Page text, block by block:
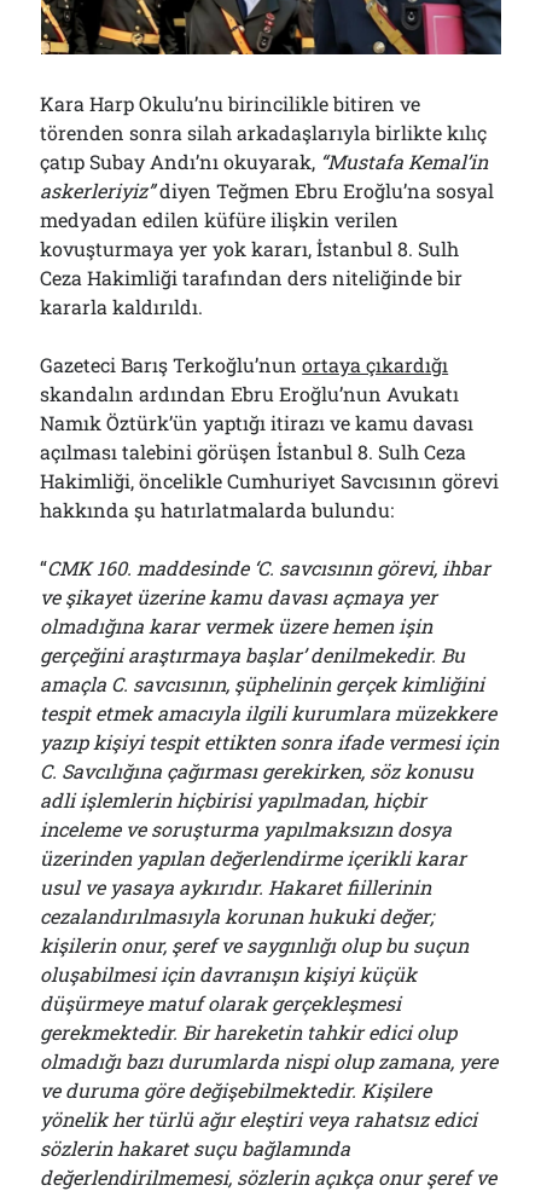
Çağırdı!..
31/07/2026
Arşivler
Arşivler
Kara Harp Okulu’nu birincilikle bitiren ve
törenden sonra silah arkadaşlarıyla birlikte kılıç
çatıp Subay Andı’nı okuyarak, “Mustafa Kemal’in
askerleriyiz”diyen Teğmen Ebru Eroğlu’na sosyal
medyadan edilen küfüre ilişkin verilen
kovuşturmaya yer yok kararı, İstanbul 8. Sulh
Ceza Hakimliği tarafından ders niteliğinde bir
kararla kaldırıldı.
Gazeteci Barış Terkoğlu’nunortaya çıkardığı
skandalın ardından Ebru Eroğlu’nun Avukatı
Namık Öztürk’ün yaptığı itirazı ve kamu davası
açılması talebini görüşen İstanbul 8. Sulh Ceza
Hakimliği, öncelikle Cumhuriyet Savcısının görevi
hakkında şu hatırlatmalarda bulundu:
“CMK 160. maddesinde ‘C. savcısının görevi, ihbar
ve şikayet üzerine kamu davası açmaya yer
olmadığına karar vermek üzere hemen işin
gerçeğini araştırmaya başlar’ denilmekedir. Bu
amaçla C. savcısının, şüphelinin gerçek kimliğini
tespit etmek amacıyla ilgili kurumlara müzekkere
yazıp kişiyi tespit ettikten sonra ifade vermesi için
C. Savcılığına çağırması gerekirken, söz konusu
adli işlemlerin hiçbirisi yapılmadan, hiçbir
inceleme ve soruşturma yapılmaksızın dosya
üzerinden yapılan değerlendirme içerikli karar
usul ve yasaya aykırıdır. Hakaret fiillerinin
cezalandırılmasıyla korunan hukuki değer;
kişilerin onur, şeref ve saygınlığı olup bu suçun
oluşabilmesi için davranışın kişiyi küçük
düşürmeye matuf olarak gerçekleşmesi
gerekmektedir. Bir hareketin tahkir edici olup
olmadığı bazı durumlarda nispi olup zamana, yere
ve duruma göre değişebilmektedir. Kişilere
yönelik her türlü ağır eleştiri veya rahatsız edici
sözlerin hakaret suçu bağlamında
değerlendirilmemesi, sözlerin açıkça onur şeref ve